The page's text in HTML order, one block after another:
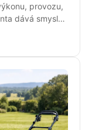
provozu,
dává smysl